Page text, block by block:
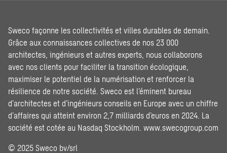
Sweco façonne les collectivités et villes durables de demain.
Grâce aux connaissances collectives de nos 23 000
architectes, ingénieurs et autres experts, nous collaborons
avec nos clients pour faciliter la transition écologique,
maximiser le potentiel de la numérisation et renforcer la
résilience de notre société. Sweco est l’éminent bureau
d’architectes et d’ingénieurs conseils en Europe avec un chiffre
d’affaires qui atteint environ 2,7 milliards d’euros en 2024. La
société est cotée au Nasdaq Stockholm. www.swecogroup.com
© 2025 Sweco bv/srl